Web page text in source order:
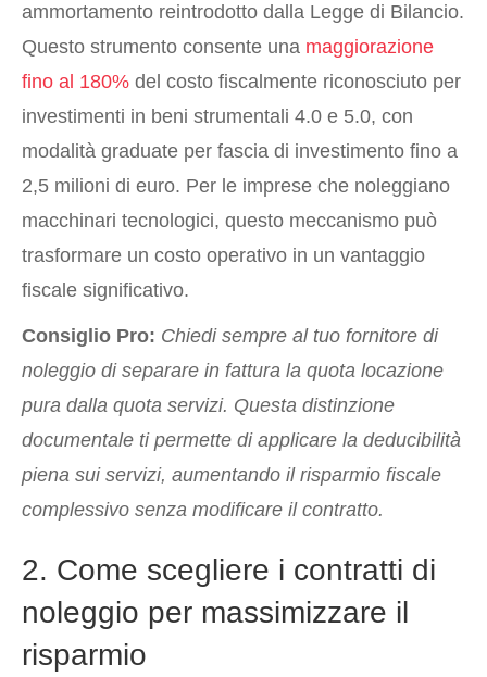
ammortamento reintrodotto dalla Legge di Bilancio.
Questo strumento consente una maggiorazione
fino al 180% del costo fiscalmente riconosciuto per
investimenti in beni strumentali 4.0 e 5.0, con
modalità graduate per fascia di investimento fino a
2,5 milioni di euro. Per le imprese che noleggiano
macchinari tecnologici, questo meccanismo può
trasformare un costo operativo in un vantaggio
fiscale significativo.
Consiglio Pro: Chiedi sempre al tuo fornitore di
noleggio di separare in fattura la quota locazione
pura dalla quota servizi. Questa distinzione
documentale ti permette di applicare la deducibilità
piena sui servizi, aumentando il risparmio fiscale
complessivo senza modificare il contratto.
2. Come scegliere i contratti di
noleggio per massimizzare il
risparmio